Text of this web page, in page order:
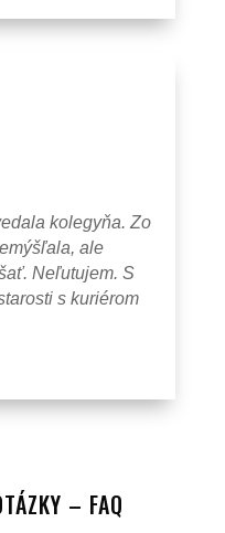
kolegyňa. Zo
ale
Neľutujem. S
s kuriérom
– FAQ